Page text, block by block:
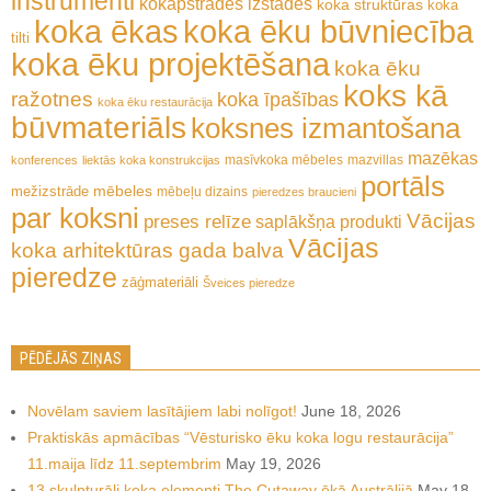
kokapstrādes izstādes koka struktūras koka
tilti koka ēkas koka ēku būvniecība
koka ēku projektēšana koka ēku
ražotnes koka ēku restaurācija koka īpašības koks kā
būvmateriāls koksnes izmantošana
konferences liektās koka konstrukcijas masīvkoka mēbeles mazvillas mazēkas
mežizstrāde mēbeles mēbeļu dizains pieredzes braucieni portāls
par koksni preses relīze saplākšņa produkti Vācijas
koka arhitektūras gada balvaVācijas
pieredze zāģmateriāli Šveices pieredze
PĒDĒJĀS ZIŅAS
Novēlam saviem lasītājiem labi nolīgot! June 18, 2026
Praktiskās apmācības “Vēsturisko ēku koka logu restaurācija”
11.maija līdz 11.septembrim May 19, 2026